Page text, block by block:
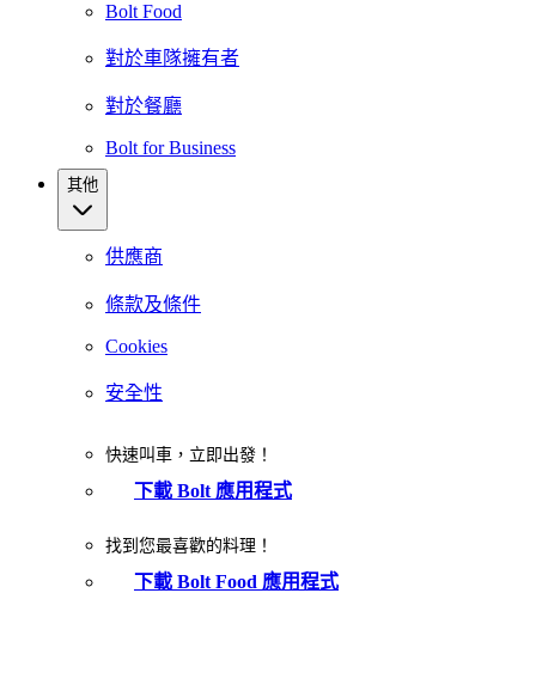
Bolt Food
對於車隊擁有者
對於餐廳
Bolt for Business
其他
供應商
條款及條件
Cookies
安全性
快速叫車，立即出發！
下載 Bolt 應用程式
找到您最喜歡的料理！
下載 Bolt Food 應用程式